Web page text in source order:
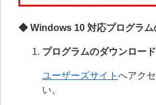
◆ Windows 10 対応プログラム
プログラムのダウンロード
ユーザーズサイト へアク
い。